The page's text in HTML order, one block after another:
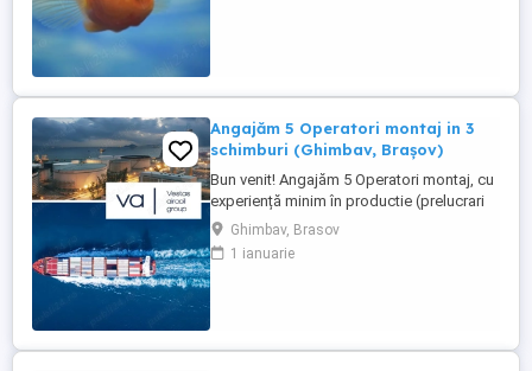
Angajăm 5 Operatori montaj in 3
schimburi (Ghimbav, Brașov)
Bun venit! Angajăm 5 Operatori montaj, cu
experiență minim în productie (prelucrari
prin aschiere). Căutăm persoane serioase,
dornice să învețe și să muncească, se va
oferi instruire la locul de muncă. Program:
Ghimbav, Brasov
1 ianuarie